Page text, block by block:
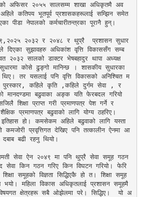
अफिसर २०५५ सालसम्म शाखा अधिकृतमै अव
कतिपय भूतपूर्व प्रशासकहरूलाई सम्झिन समेत
पीडा नेपालको कर्मचारीतन्त्रका पूरानै हुन्।
सुझावहरु अधिकांश वृत्ति विकाससँग सम्ब
२०३२ सालको डाक्टर भेषबहादुर थापा अध्यक्ष
कोसे ढुङ्गो मानिन्छ । शासकीय सुधारका
तर यसलाई पनि वृत्ति विकासको अनिश्चित म
पुरस्कार, कहिले कृति ,कहिले दुर्गम सेवा , र
मानदण्डमा बढुवाका अङ्क यति फेरबदल गरियो
शिक्षा प्राप्त गरी प्रमाणपत्र पेश गर्ने र
प्रमाणपत्र बढुवाको लागि योग्य ठहरिए।
इतिहास हो। कमसेकम अहिले बढुवाको लागि यस्ता
कमजोरी प्रवृत्तिगत देखिए पनि तत्कालीन ऐनमा आ
दबाब बढी रहनु थियो।
सेवा ऐन २०४९ मा पनि थुप्रै सेवा समूह गठन
किन गठन गरिए किन विघटन गरियो। फेरि
समूहको विज्ञता सिद्धिएकै हो त। शिक्षा समूह
भयो। महिला विकास अधिकृतलाई प्रशासन समूहमै
क्षेत्रहरू सबै ओझेलमा परे। सिद्धिए।  यो अ